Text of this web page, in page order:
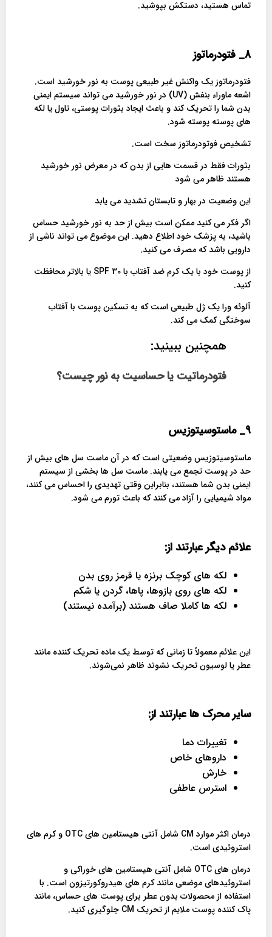
تماس هستید، دستکش بپوشید.
8_ فتودرماتوز
فتودرماتوز یک واکنش غیر طبیعی پوست به نور خورشید است.
اشعه ماوراء بنفش (UV) در نور خورشید می تواند سیستم ایمنی
بدن شما را تحریک کند و باعث ایجاد بثورات پوستی، تاول یا لکه
های پوسته پوسته شود.
تشخیص فوتودرماتوز سخت است.
بثورات فقط در قسمت هایی از بدن که در معرض نور خورشید
هستند ظاهر می شود
این وضعیت در بهار و تابستان تشدید می یابد
اگر فکر می کنید ممکن است بیش از حد به نور خورشید حساس
باشید، به پزشک خود اطلاع دهید. این موضوع می تواند ناشی از
دارویی باشد که مصرف می کنید.
از پوست خود با یک کرم ضد آفتاب با SPF 30 یا بالاتر محافظت
کنید.
آلوئه ورا یک ژل طبیعی است که به تسکین پوست با آفتاب
سوختگی کمک می کند.
همچنین ببینید:
فتودرماتیت یا حساسیت به نور چیست؟
9_ ماستوسیتوزیس
ماستوسیتوزیس وضعیتی است که در آن ماست سل های بیش از
حد در پوست تجمع می یابند. ماست سل ها بخشی از سیستم
ایمنی بدن شما هستند، بنابراین وقتی تهدیدی را احساس می کنند،
مواد شیمیایی را آزاد می کنند که باعث تورم می شود.
علائم دیگر عبارتند از:
لکه های کوچک برنزه یا قرمز روی بدن
لکه های روی بازوها، پاها، گردن یا شکم
لکه ها کاملا صاف هستند (برآمده نیستند)
این علائم معمولاً تا زمانی که توسط یک ماده تحریک‌ کننده مانند
عطر یا لوسیون تحریک نشوند ظاهر نمی‌شوند.
سایر محرک هاعبارتند از:
تغییرات دما
داروهای خاص
خارش
استرس عاطفی
درمان اکثر موارد CM شامل آنتی هیستامین های OTC و کرم های
استروئیدی است.
درمان های OTC شامل آنتی هیستامین های خوراکی و
استروئیدهای موضعی مانند کرم های هیدروکورتیزون است. با
استفاده از محصولات بدون عطر برای پوست های حساس، مانند
پاک کننده پوست ملایم از تحریک CM جلوگیری کنید.